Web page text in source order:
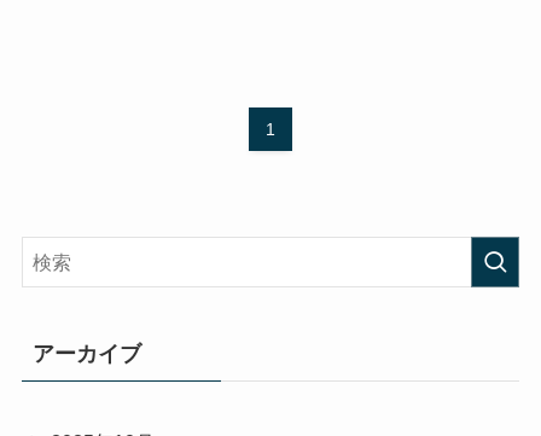
1
アーカイブ